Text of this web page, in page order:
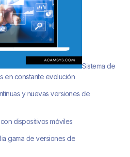
Sistema de
en constante evolución
y nuevas versiones de
dispositivos móviles
gama de versiones de